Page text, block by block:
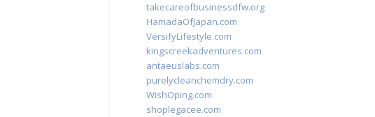
takecareofbusinessdfw.org
HamadaOfJapan.com
VersifyLifestyle.com
kingscreekadventures.com
antaeuslabs.com
purelycleanchemdry.com
WishOping.com
shoplegacee.com